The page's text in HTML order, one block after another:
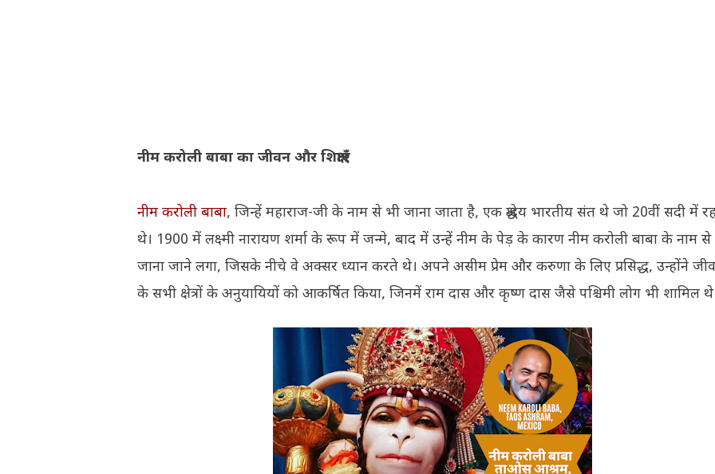
नीम करोली बाबा का जीवन और शिक्षाएँ
नीम करोली बाबा, जिन्हें महाराज-जी के नाम से भी जाना जाता है, एक श्रद्धेय भारतीय संत थे जो 20वीं सदी में
थे। 1900 में लक्ष्मी नारायण शर्मा के रूप में जन्मे, बाद में उन्हें नीम के पेड़ के कारण नीम करोली बाबा के नाम से
जाना जाने लगा, जिसके नीचे वे अक्सर ध्यान करते थे। अपने असीम प्रेम और करुणा के लिए प्रसिद्ध, उन्होंने
के सभी क्षेत्रों के अनुयायियों को आकर्षित किया, जिनमें राम दास और कृष्ण दास जैसे पश्चिमी लोग भी शामिल